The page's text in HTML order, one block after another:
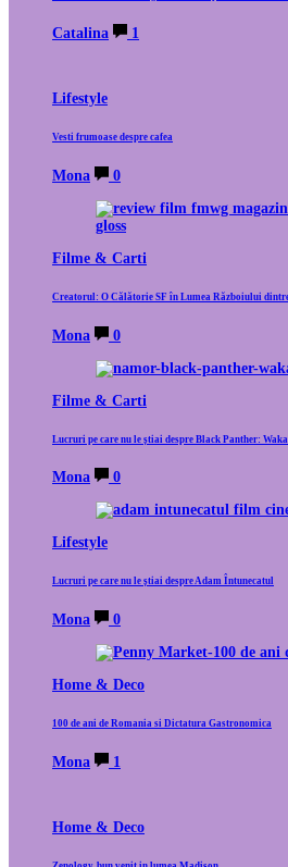
Catalina 1
Lifestyle
Vesti frumoase despre cafea
Mona 0
Filme & Carti
Creatorul: O Călătorie SF în Lumea Războiului
Mona 0
Filme & Carti
Lucruri pe care nu le știai despre Black Panther:
Mona 0
Lifestyle
Lucruri pe care nu le știai despre Adam Întunecatul
Mona 0
Home & Deco
100 de ani de Romania si Dictatura Gastronomica
Mona 1
Home & Deco